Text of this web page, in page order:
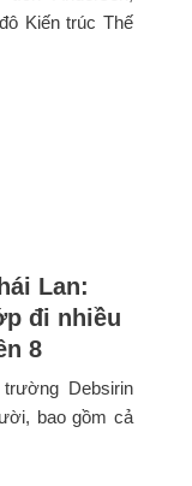
Kiến trúc Thế
Lan:
đi nhiều
8
Debsirin
bao gồm cả